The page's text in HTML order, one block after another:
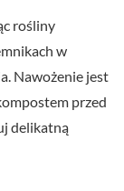
rośliny
w
Nawożenie jest
przed
delikatną